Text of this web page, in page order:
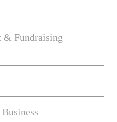
& Fundraising